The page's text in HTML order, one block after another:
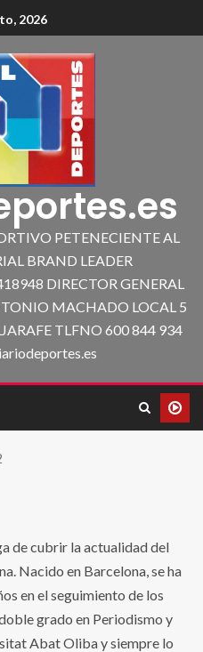
2026
PETENECIENTE AL
BRAND LEADER
DIRECTOR GENERAL
MACHADO LOCAL 5
TLFNO 600 844 934
de cubrir la actualidad del
Nacido en Barcelona, se ha
en el seguimiento de los
grado en Periodismo y
Abat Oliba y siempre lo